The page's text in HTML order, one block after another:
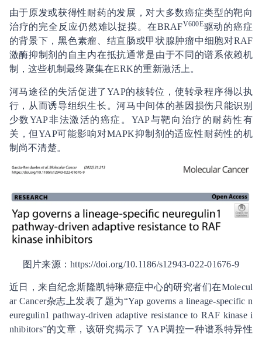
由于原发或获得性耐药的发展，对大多数癌症类型的靶向
治疗的完全反应仍然难以捉摸。在BRAFV600E驱动的癌症
的背景下，黑色素瘤、结直肠或甲状腺肿瘤中细胞对RAF
激酶抑制剂的自主内在抵抗通常是由于不同的谱系依赖机
制，这些机制最终聚集在ERK的重新激活上。
河马途径的失活促进了YAP的核转位，使转录程序得以执
行，从而诱导组织生长。河马中间体的基因损伤只能识别
少数YAP非法激活的癌症。YAP与靶向治疗的耐药性有
关，但YAP可能影响对MAPK抑制剂的适应性耐药性的机
制尚不清楚。
图片来源：https://doi.org/10.1186/s12943‑022‑01676‑9
近日，来自纪念斯隆凯特琳癌症中心的研究者们在Molecul
ar Cancer杂志上发表了题为“Yap governs a lineage‑specific n
euregulin1 pathway‑driven adaptive resistance to RAF kinase i
nhibitors”的文章，该研究揭示了 YAP调控一种谱系特异性